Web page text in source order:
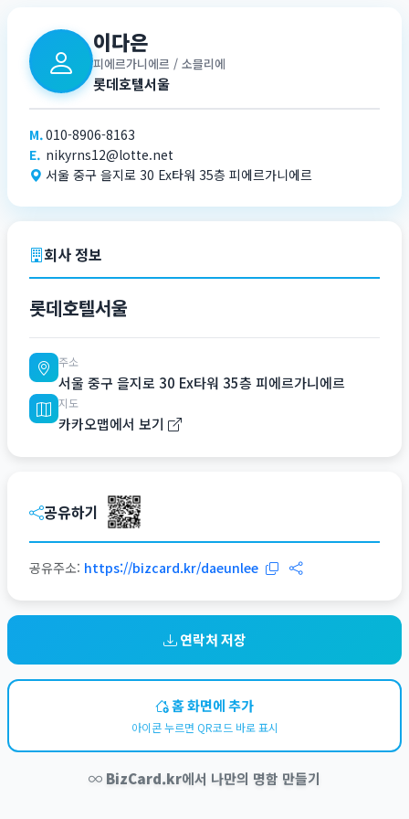
이다은
피에르가니에르 / 소믈리에
롯데호텔서울
M.010-8906-8163
E. nikyrns12@lotte.net
서울 중구 을지로 30 Ex타워 35층 피에르가니에르
회사 정보
롯데호텔서울
주소
서울 중구 을지로 30 Ex타워 35층 피에르가니에르
지도
카카오맵에서 보기
공유하기
공유주소: https://bizcard.kr/daeunlee
연락처 저장
홈 화면에 추가
아이콘 누르면 QR코드 바로 표시
BizCard.kr에서 나만의 명함 만들기